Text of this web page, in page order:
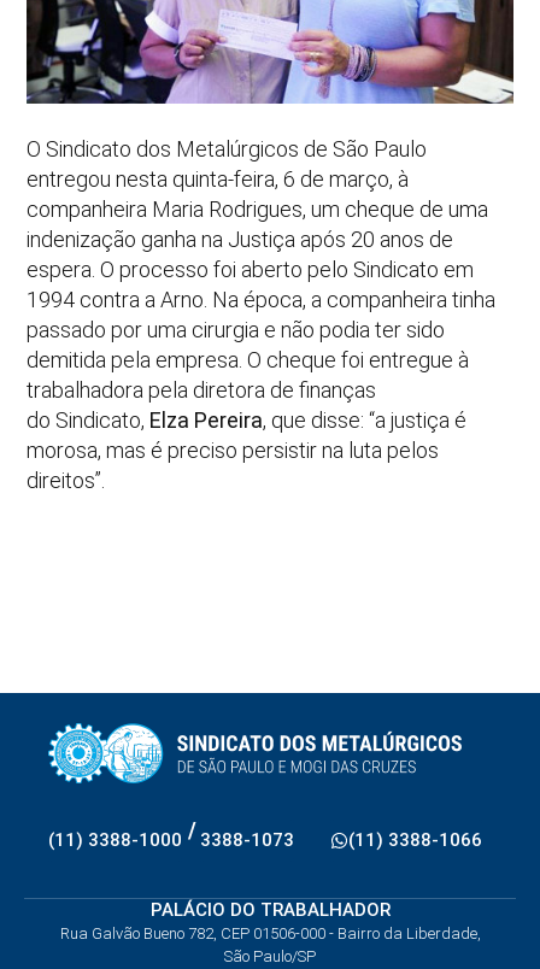
O Sindicato dos Metalúrgicos de São Paulo
entregou nesta quinta-feira, 6 de março, à
companheira Maria Rodrigues, um cheque de uma
indenização ganha na Justiça após 20 anos de
espera. O processo foi aberto pelo Sindicato em
1994 contra a Arno. Na época, a companheira tinha
passado por uma cirurgia e não podia ter sido
demitida pela empresa. O cheque foi entregue à
trabalhadora pela diretora de finanças
do Sindicato, Elza Pereira, que disse: “a justiça é
morosa, mas é preciso persistir na luta pelos
direitos”.
(11) 3388-1000 / 3388-1073 (11) 3388-1066
PALÁCIO DO TRABALHADOR
Rua Galvão Bueno 782, CEP 01506-000 - Bairro da Liberdade,
São Paulo/SP